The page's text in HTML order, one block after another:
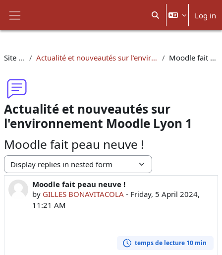
Toggle search input
Log in
Site pages Actualité et nouveautés sur l'environnement Moodle Lyon 1 Moodle fait peau neuve !
Actualité et nouveautés sur
l'environnement Moodle Lyon 1
Moodle fait peau neuve !
Display mode
Moodle fait peau neuve !
by GILLES BONAVITACOLA - Friday, 5 April 2024,
11:21 AM
Number of replies: 0
temps de lecture 10 min